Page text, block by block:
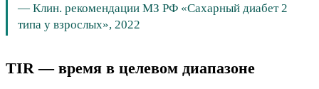
— Клин. рекомендации МЗ РФ «Сахарный диабет 2
типа у взрослых», 2022
TIR — время в целевом диапазоне